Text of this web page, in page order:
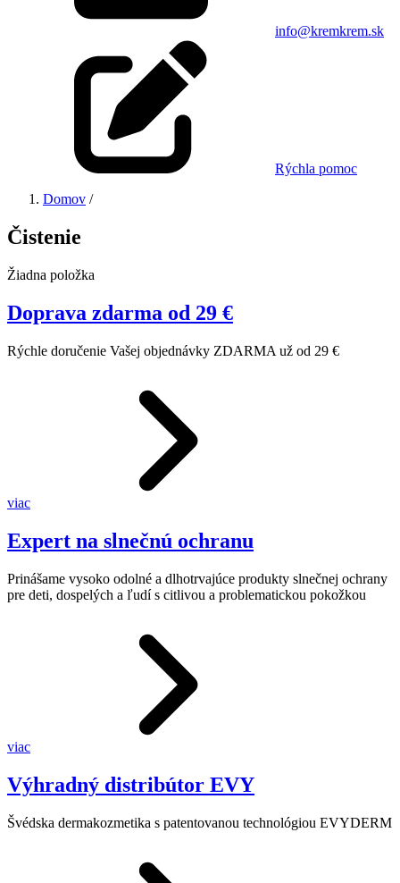
info@kremkrem.sk
Rýchla pomoc
Domov /
Čistenie
Žiadna položka
Doprava zdarma od 29 €
Rýchle doručenie Vašej objednávky ZDARMA už od 29 €
viac
Expert na slnečnú ochranu
Prinášame vysoko odolné a dlhotrvajúce produkty slnečnej ochrany
pre deti, dospelých a ľudí s citlivou a problematickou pokožkou
viac
Výhradný distribútor EVY
Švédska dermakozmetika s patentovanou technológiou EVYDERM